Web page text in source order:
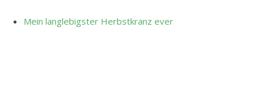
Mein langlebigster Herbstkranz ever